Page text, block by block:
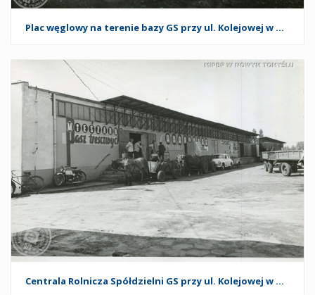
Plac węglowy na terenie bazy GS przy ul. Kolejowej w Nowym Tomyślu. 1974 r.
Centrala Rolnicza Spółdzielni GS przy ul. Kolejowej w Nowym Tomyślu. 1974 r.